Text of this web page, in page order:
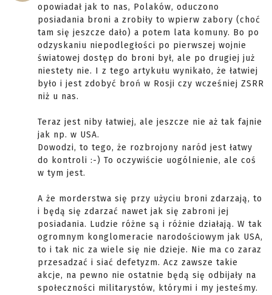
opowiadał jak to nas, Polaków, oduczono
posiadania broni a zrobiły to wpierw zabory (choć
tam się jeszcze dało) a potem lata komuny. Bo po
odzyskaniu niepodległości po pierwszej wojnie
światowej dostęp do broni był, ale po drugiej już
niestety nie. I z tego artykułu wynikało, że łatwiej
było i jest zdobyć broń w Rosji czy wcześniej ZSRR
niż u nas.
Teraz jest niby łatwiej, ale jeszcze nie aż tak fajnie
jak np. w USA.
Dowodzi, to tego, że rozbrojony naród jest łatwy
do kontroli :-) To oczywiście uogólnienie, ale coś
w tym jest.
A że morderstwa się przy użyciu broni zdarzają, to
i będą się zdarzać nawet jak się zabroni jej
posiadania. Ludzie różne są i różnie działają. W tak
ogromnym konglomeracie narodościowym jak USA,
to i tak nic za wiele się nie dzieje. Nie ma co zaraz
przesadzać i siać defetyzm. Acz zawsze takie
akcje, na pewno nie ostatnie będą się odbijały na
społeczności militarystów, którymi i my jesteśmy.